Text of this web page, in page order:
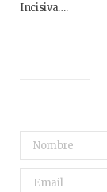
Incisiva….